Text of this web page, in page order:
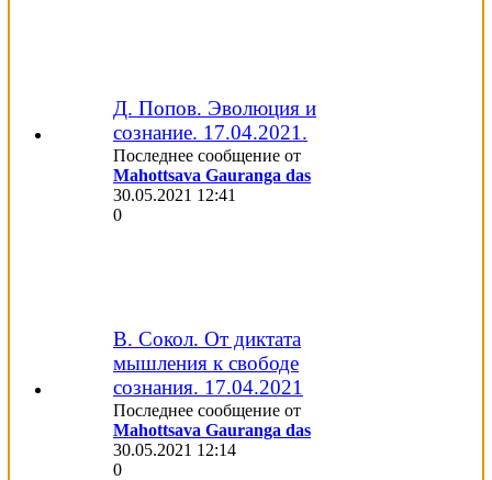
Д. Попов. Эволюция и
сознание. 17.04.2021.
Последнее сообщение от
Mahottsava Gauranga das
30.05.2021 12:41
0
В. Сокол. От диктата
мышления к свободе
сознания. 17.04.2021
Последнее сообщение от
Mahottsava Gauranga das
30.05.2021 12:14
0